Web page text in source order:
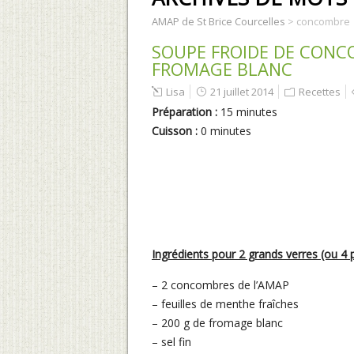
AMAP de St Brice Courcelles > concombre
SOUPE FROIDE DE
FROMAGE BLANC
Lisa 21 juillet 2014 Recettes
Préparation : 15 minutes
Cuisson : 0 minutes
Ingrédients pour 2 grands verres (ou
– 2 concombres de l’AMAP
– feuilles de menthe fraîches
– 200 g de fromage blanc
– sel fin